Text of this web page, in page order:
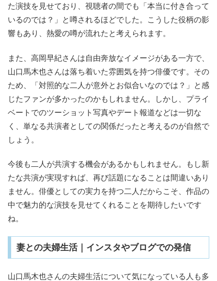
た演技を見せており、視聴者の間でも「本当に付き合って
いるのでは？」と噂されるほどでした。こうした役柄の影
響もあり、熱愛の噂が流れたと考えられます。
また、高岡早紀さんは自由奔放なイメージがある一方で、
山口馬木也さんは落ち着いた雰囲気を持つ俳優です。その
ため、「対照的な二人が意外とお似合いなのでは？」と感
じたファンが多かったのかもしれません。しかし、プライ
ベートでのツーショット写真やデート報道などは一切な
く、単なる共演者としての関係だったと考えるのが自然で
しょう。
今後も二人が共演する機会があるかもしれません。もし新
たな共演が実現すれば、再び話題になることは間違いあり
ません。俳優としての実力を持つ二人だからこそ、作品の
中で魅力的な演技を見せてくれることを期待したいです
ね。
妻との夫婦生活｜インスタやブログでの発信
山口馬木也さんの夫婦生活について気になっている人も多